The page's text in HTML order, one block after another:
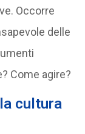
Occorre
delle
Come agire?
cultura